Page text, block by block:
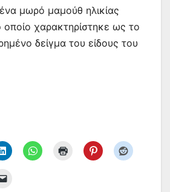
μωρό μαμούθ ηλικίας
χαρακτηρίστηκε ως το
δείγμα του είδους του